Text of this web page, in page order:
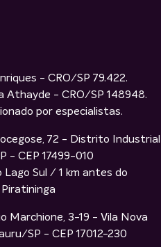
- CRO/SP 79.422.
Athayde - CRO/SP 148948.
por especialistas.
72 - Distrito Industrial
- CEP 17499-010
Lago Sul / 1 km antes do
Marchione, 3-19 - Vila Nova
SP - CEP 17012-230